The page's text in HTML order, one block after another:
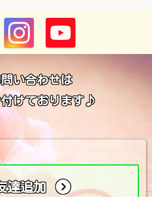
い合わせは
付けております♪
達追加